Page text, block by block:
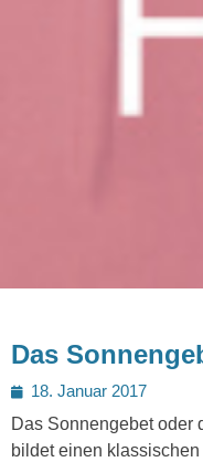
Das
Posted
on
18. Januar 2017
Das Sonnengebet oder
bildet einen